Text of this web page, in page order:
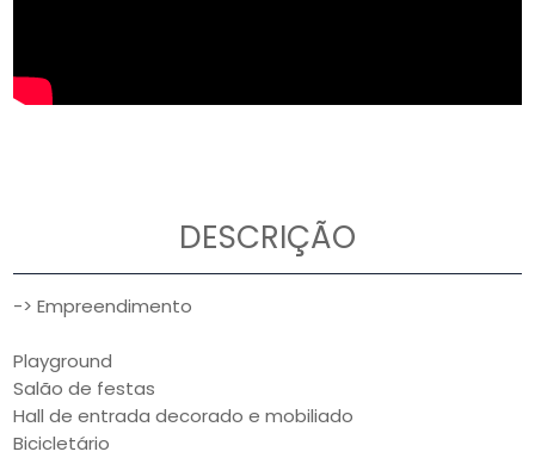
DESCRIÇÃO
-> Empreendimento
Playground
Salão de festas
Hall de entrada decorado e mobiliado
Bicicletário